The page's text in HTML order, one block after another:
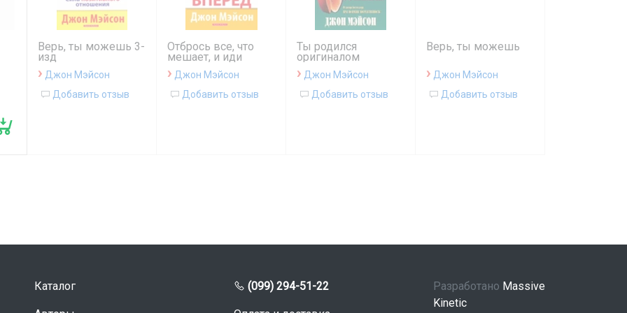
Верь, ты можешь 3-
изд
› Джон Мэйсон
Добавить отзыв
Отбрось все, что
мешает, и иди
вперед
› Джон Мэйсон
Добавить отзыв
Ты родился
оригиналом
› Джон Мэйсон
Добавить отзыв
Верь, ты можешь
› Джон Мэйсон
Добавить отзыв
Каталог (099) 294-51-22 Разработано Massive
Kinetic